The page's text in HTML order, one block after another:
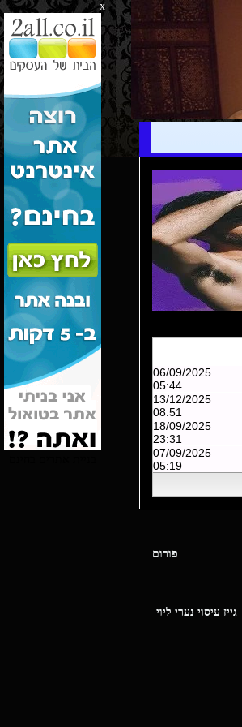
x
06/09/2025
05:44
13/12/2025
08:51
18/09/2025
23:31
07/09/2025
05:19
פורום
גייז עיסוי נערי ליוי